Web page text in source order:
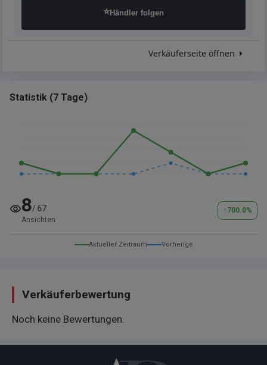
⭐Händler folgen
Verkäuferseite öffnen
Statistik (7 Tage)
8/ 67
Ansichten
↑ 700.0%
Aktueller Zeitraum Vorherige
Verkäuferbewertung
Noch keine Bewertungen.